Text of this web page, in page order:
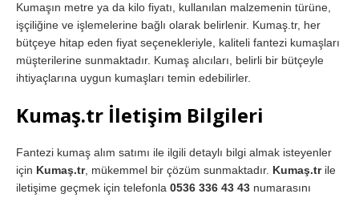
Kumaşın metre ya da kilo fiyatı, kullanılan malzemenin türüne,
işçiliğine ve işlemelerine bağlı olarak belirlenir. Kumaş.tr, her
bütçeye hitap eden fiyat seçenekleriyle, kaliteli fantezi kumaşları
müşterilerine sunmaktadır. Kumaş alıcıları, belirli bir bütçeyle
ihtiyaçlarına uygun kumaşları temin edebilirler.
Kumaş.tr İletişim Bilgileri
Fantezi kumaş alım satımı ile ilgili detaylı bilgi almak isteyenler
için Kumaş.tr, mükemmel bir çözüm sunmaktadır. Kumaş.trile
iletişime geçmek için telefonla 0536 336 43 43 numarasını